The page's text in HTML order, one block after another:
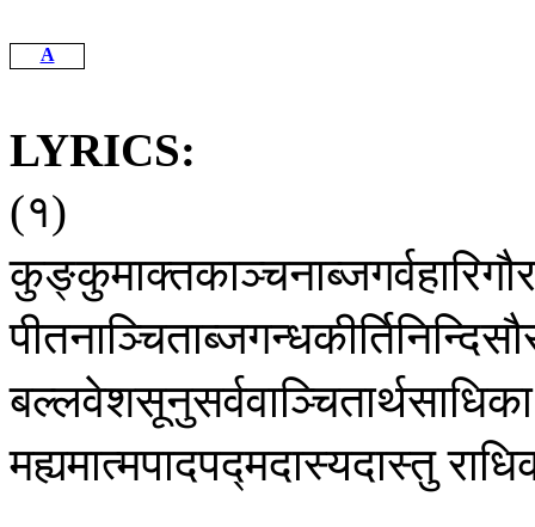
A
LYRICS:
(१)
बल्लवेशसूनुसर्ववाञ्चितार्थसाधिका
मह्यमात्मपादपद्मदास्यदास्तु